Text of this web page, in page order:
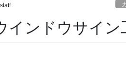
staff
ンドウサイン